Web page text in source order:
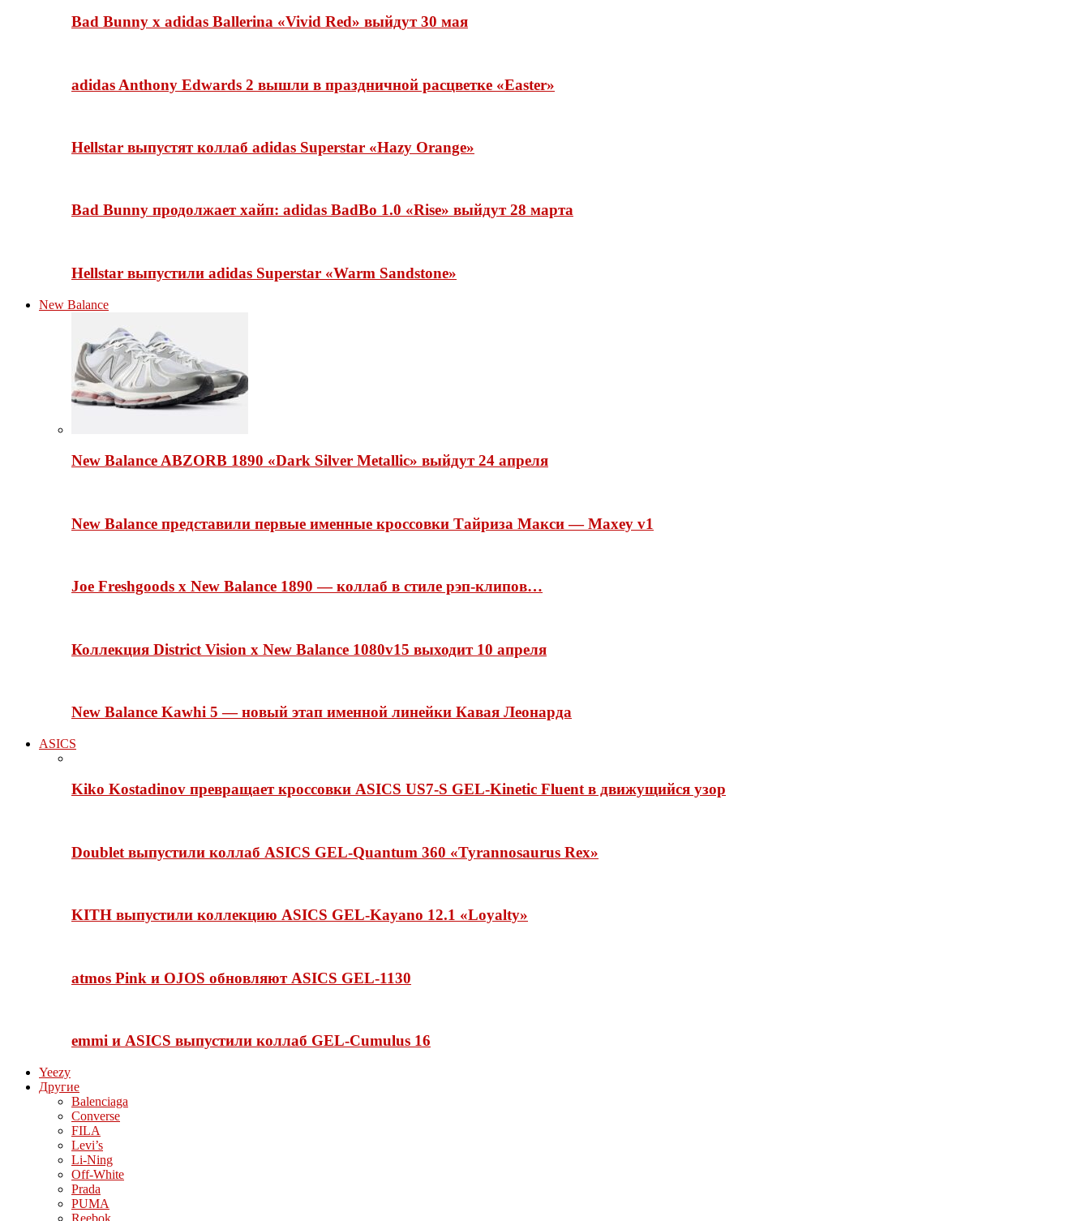
Bad Bunny x adidas Ballerina «Vivid Red» выйдут 30 мая
adidas Anthony Edwards 2 вышли в праздничной расцветке «Easter»
Hellstar выпустят коллаб adidas Superstar «Hazy Orange»
Bad Bunny продолжает хайп: adidas BadBo 1.0 «Rise» выйдут 28 марта
Hellstar выпустили adidas Superstar «Warm Sandstone»
New Balance
New Balance ABZORB 1890 «Dark Silver Metallic» выйдут 24 апреля
New Balance представили первые именные кроссовки Тайриза Макси — Maxey v1
Joe Freshgoods x New Balance 1890 — коллаб в стиле рэп-клипов…
Коллекция District Vision x New Balance 1080v15 выходит 10 апреля
New Balance Kawhi 5 — новый этап именной линейки Кавая Леонарда
ASICS
Kiko Kostadinov превращает кроссовки ASICS US7-S GEL-Kinetic Fluent в движущийся узор
Doublet выпустили коллаб ASICS GEL-Quantum 360 «Tyrannosaurus Rex»
KITH выпустили коллекцию ASICS GEL-Kayano 12.1 «Loyalty»
atmos Pink и OJOS обновляют ASICS GEL-1130
emmi и ASICS выпустили коллаб GEL-Cumulus 16
Yeezy
Другие
Balenciaga
Converse
FILA
Levi’s
Li-Ning
Off-White
Prada
PUMA
Reebok